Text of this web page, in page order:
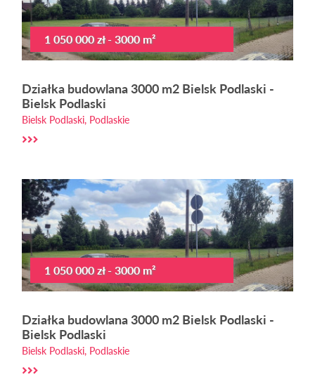
1 050 000 zł - 3000 m²
Działka budowlana 3000 m2 Bielsk Podlaski -
Bielsk Podlaski
Bielsk Podlaski, Podlaskie
1 050 000 zł - 3000 m²
Działka budowlana 3000 m2 Bielsk Podlaski -
Bielsk Podlaski
Bielsk Podlaski, Podlaskie